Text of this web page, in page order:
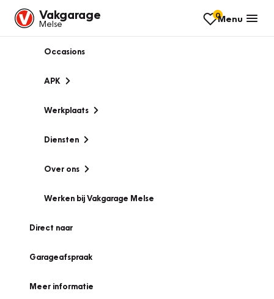
Vakgarage
Melse
0Menu
Occasions
APK
Werkplaats
Diensten
Over ons
Werken bij Vakgarage Melse
Direct naar
Garageafspraak
Meer informatie